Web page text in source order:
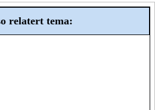
relatert tema: